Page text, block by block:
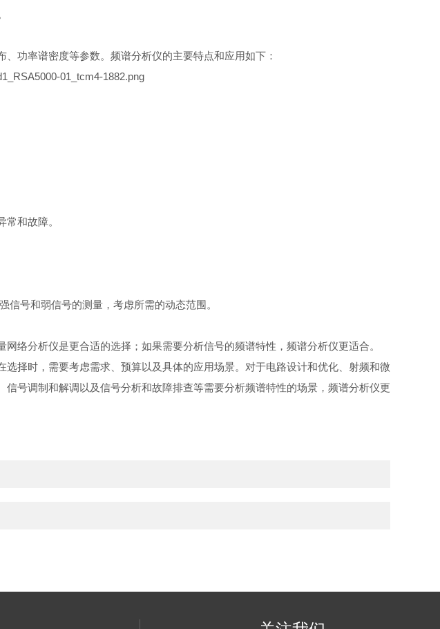
功率谱密度等参数。频谱分析仪的主要特点和应用如下：
常和故障。
信号和弱信号的测量，考虑所需的动态范围。
络分析仪是更合适的选择；如果需要分析信号的频谱特性，频谱分析仪更适合。
择时，需要考虑需求、预算以及具体的应用场景。对于电路设计和优化、射频和微
号调制和解调以及信号分析和故障排查等需要分析频谱特性的场景，频谱分析仪更